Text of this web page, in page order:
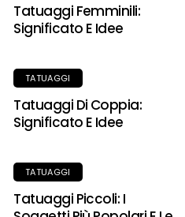
Tatuaggi Femminili:
Significato E Idee
TATUAGGI
Tatuaggi Di Coppia:
Significato E Idee
TATUAGGI
Tatuaggi Piccoli: I